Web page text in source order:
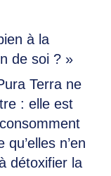
à la
de soi ? »
Terra ne
: elle est
n’en
détoxifier la